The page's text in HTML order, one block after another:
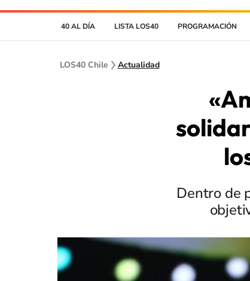
40 AL DÍA LISTA LOS40 PROGRAMACIÓN
LOS40 Chile Actualidad
Dentro de